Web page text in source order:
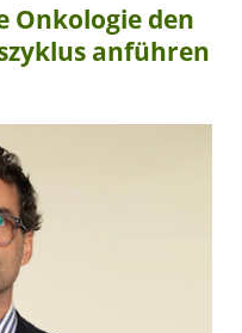
Onkologie den
anführen